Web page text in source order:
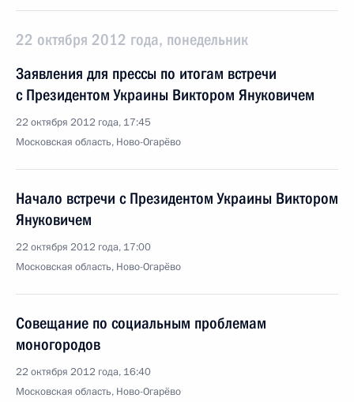
22 октября 2012 года, понедельник
Заявления для прессы по итогам встречи
с Президентом Украины Виктором Януковичем
22 октября 2012 года, 17:45
Московская область, Ново-Огарёво
Начало встречи с Президентом Украины Виктором
Януковичем
22 октября 2012 года, 17:00
Московская область, Ново-Огарёво
Совещание по социальным проблемам
моногородов
22 октября 2012 года, 16:40
Московская область, Ново-Огарёво